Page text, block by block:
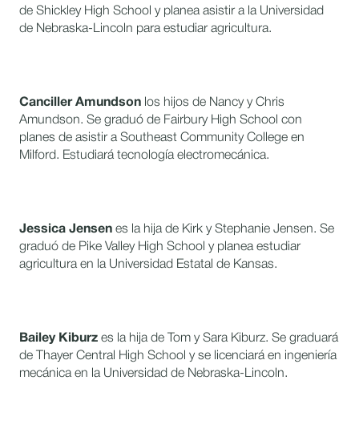
de Shickley High School y planea asistir a la Universidad
de Nebraska-Lincoln para estudiar agricultura.
Canciller Amundson los hijos de Nancy y Chris
Amundson. Se graduó de Fairbury High School con
planes de asistir a Southeast Community College en
Milford. Estudiará tecnología electromecánica.
Jessica Jensen es la hija de Kirk y Stephanie Jensen. Se
graduó de Pike Valley High School y planea estudiar
agricultura en la Universidad Estatal de Kansas.
Bailey Kiburz es la hija de Tom y Sara Kiburz. Se graduará
de Thayer Central High School y se licenciará en ingeniería
mecánica en la Universidad de Nebraska-Lincoln.